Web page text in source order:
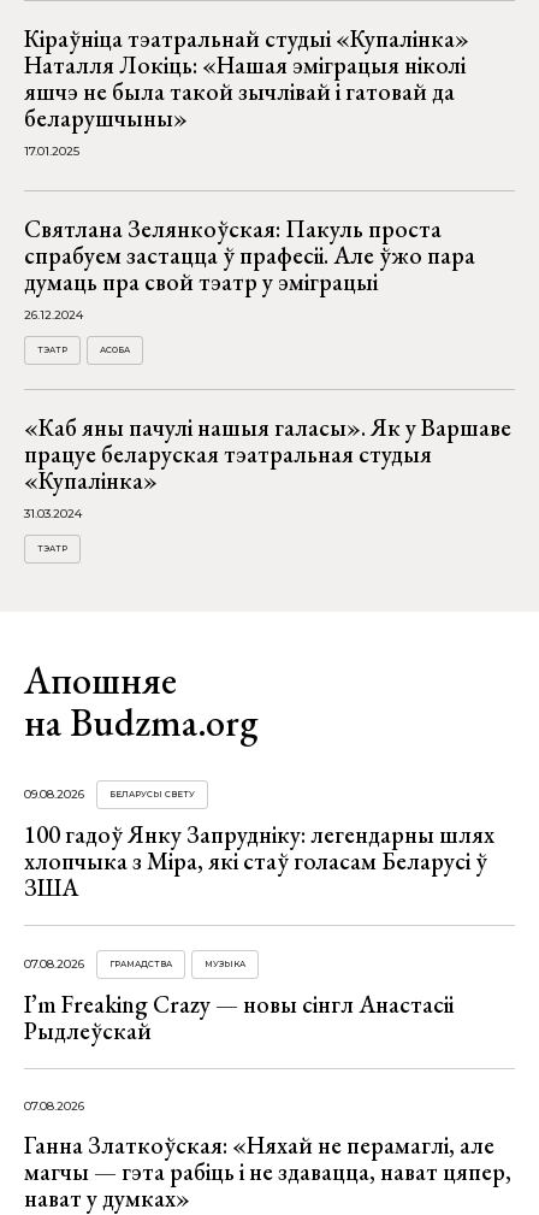
Кіраўніца тэатральнай студыі «Купалінка»
Наталля Локіць: «Нашая эміграцыя ніколі
яшчэ не была такой зычлівай і гатовай да
беларушчыны»
17.01.2025
Святлана Зелянкоўская: Пакуль проста
спрабуем застацца ў прафесіі. Але ўжо пара
думаць пра свой тэатр у эміграцыі
26.12.2024
ТЭАТР АСОБА
«Каб яны пачулі нашыя галасы». Як у Варшаве
працуе беларуская тэатральная студыя
«Купалінка»
31.03.2024
ТЭАТР
Апошняе
на Budzma.org
09.08.2026 БЕЛАРУСЫ СВЕТУ
100 гадоў Янку Запрудніку: легендарны шлях
хлопчыка з Міра, які стаў голасам Беларусі ў
ЗША
07.08.2026 ГРАМАДСТВА МУЗЫКА
I’m Freaking Crazy — новы сінгл Анастасіі
Рыдлеўскай
07.08.2026
Ганна Златкоўская: «Няхай не перамаглі, але
магчы — гэта рабіць і не здавацца, нават цяпер,
нават у думках»